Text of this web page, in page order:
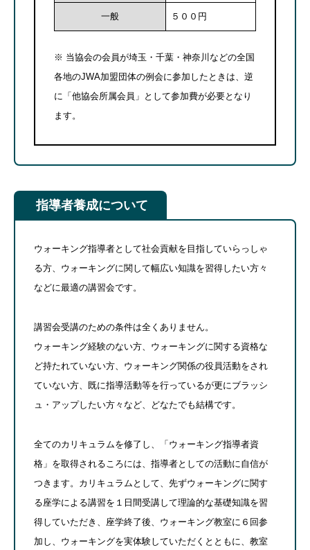
一般 ５００円
※ 当協会の会員が埼玉・千葉・神奈川などの全国
各地のJWA加盟団体の例会に参加したときは、逆
に「他協会所属会員」として参加費が必要となり
ます。
指導者養成について
ウォーキング指導者として社会貢献を目指していらっしゃ
る方、ウォーキングに関して幅広い知識を習得したい方々
などに最適の講習会です。
講習会受講のための条件は全くありません。
ウォーキング経験のない方、ウォーキングに関する資格な
ど持たれていない方、ウォーキング関係の役員活動をされ
ていない方、既に指導活動等を行っているが更にブラッシ
ュ・アップしたい方々など、どなたでも結構です。
全てのカリキュラムを修了し、「ウォーキング指導者資
格」を取得されるころには、指導者としての活動に自信が
つきます。カリキュラムとして、先ずウォーキングに関す
る座学による講習を１日間受講して理論的な基礎知識を習
得していただき、座学終了後、ウォーキング教室に６回参
加し、ウォーキングを実体験していただくとともに、教室